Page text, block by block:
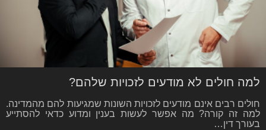
למה חולים לא מודעים לזכויות שלהם?
חולים רבים אינם מודעים לזכויות השונות שמגיעות להם מהמדינה.
למה זה קורה? מה אפשר לעשות בענין ומדוע כדאי להסתייע
בעורך דין…